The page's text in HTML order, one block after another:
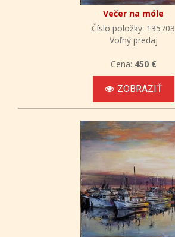
Večer na móle
Číslo položky: 135703
Voľný predaj
Cena: 450 €
ZOBRAZIŤ